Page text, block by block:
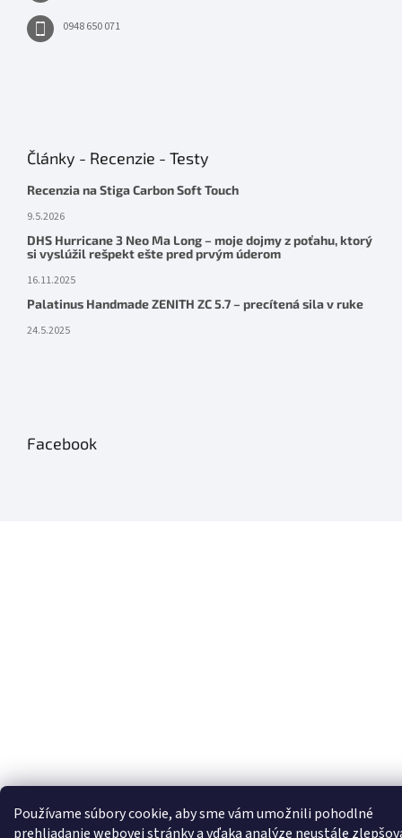
Používame súbory cookie, aby sme vám umožnili pohodlné
prehliadanie webovej stránky a vďaka analýze neustále
0948 650 071
Články - Recenzie - Testy
Recenzia na Stiga Carbon Soft Touch
9.5.2026
DHS Hurricane 3 Neo Ma Long – moje dojmy z poťahu, ktorý
si vyslúžil rešpekt ešte pred prvým úderom
16.11.2025
Palatinus Handmade ZENITH ZC 5.7 – precítená sila v ruke
24.5.2025
Facebook